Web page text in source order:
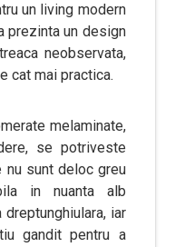
un living modern
prezinta un design
neobservata,
cat mai practica.
melaminate,
se potriveste
nu sunt deloc greu
in nuanta alb
iar
gandit pentru a